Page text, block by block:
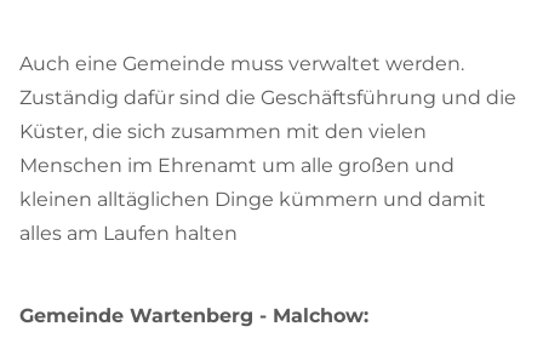
Auch eine Gemeinde muss verwaltet werden.
Zuständig dafür sind die Geschäftsführung und die
Küster, die sich zusammen mit den vielen
Menschen im Ehrenamt um alle großen und
kleinen alltäglichen Dinge kümmern und damit
alles am Laufen halten
Gemeinde Wartenberg - Malchow: